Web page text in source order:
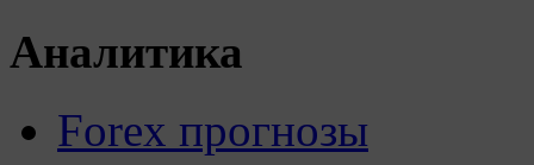
Аналитика
Forex прогнозы